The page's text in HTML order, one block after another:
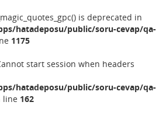
is deprecated in
hatadeposu/public/soru-cevap/qa-
1175
start session when headers
hatadeposu/public/soru-cevap/qa-
line 162